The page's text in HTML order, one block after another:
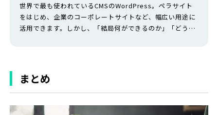
世界で最も使われているCMSのWordPress。ペラサイト
をはじめ、企業のコーポレートサイトなど、幅広い用途に
活用できます。しかし、「結局何ができるのか」「どう始
WordPress（ワードプレス）とは、ブログやホームペー
ジを簡単に…
まとめ